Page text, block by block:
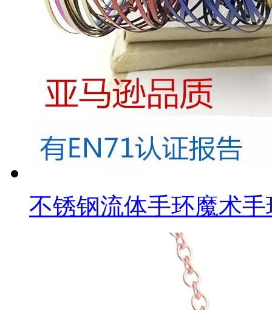
不锈钢流体手环魔术